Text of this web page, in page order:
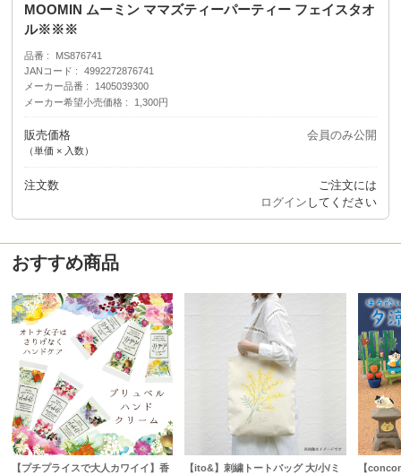
MOOMIN ムーミン ママズティーパーティー フェイスタオ
ル※※※
品番
MS876741
JANコード
4992272876741
メーカー品番
1405039300
メーカー希望小売価格
1,300円
販売価格
（単価 × 入数）
会員のみ公開
注文数
ご注文には
ログイン してください
おすすめ商品
【プチプライスで大人カワイイ】香
【ito&】刺繍トートバッグ 大/小/ミ
【